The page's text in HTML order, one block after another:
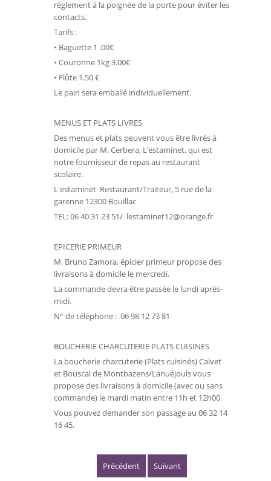
règlement à la poignée de la porte pour éviter les
contacts.
Tarifs :
• Baguette 1 .00€
• Couronne 1kg 3.00€
• Flûte 1.50 €
Le pain sera emballé individuellement.
MENUS ET PLATS LIVRES
Des menus et plats peuvent vous être livrés à
domicile par M. Cerbera, L’estaminet, qui est
notre fournisseur de repas au restaurant
scolaire.
L'estaminet Restaurant/Traiteur, 5 rue de la
garenne 12300 Bouillac
TEL: 06 40 31 23 51/ lestaminet12@orange.fr
EPICERIE PRIMEUR
M. Bruno Zamora, épicier primeur propose des
livraisons à domicile le mercredi.
La commande devra être passée le lundi après-
midi.
N° de téléphone : 06 98 12 73 81
BOUCHERIE CHARCUTERIE PLATS CUISINES
La boucherie charcuterie (Plats cuisinés) Calvet
et Bouscal de Montbazens/Lanuéjouls vous
propose des livraisons à domicile (avec ou sans
commande) le mardi matin entre 11h et 12h00.
Vous pouvez demander son passage au 06 32 14
16 45.
Précédent Suivant